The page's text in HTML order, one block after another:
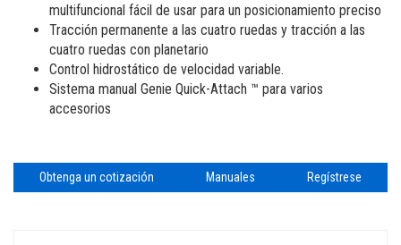
Elevadores de personas
Brazos verticales
Capacitación
Software máquinas
Garantía y Registro de producto
Genie Lift Connect
Proveedores
Trabaje con nosotros
Visite Terex.com
multifuncional fácil de usar para un posicionamiento preciso
Tracción permanente a las cuatro ruedas y tracción a las
cuatro ruedas con planetario
Control hidrostático de velocidad variable.
Sistema manual Genie Quick-Attach ™ para varios
accesorios
Obtenga un cotización Manuales Regístrese